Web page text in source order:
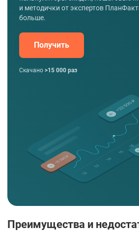
и методички от экспертов
больше.
Получить
Скачано >15 000 раз
Преимущества и